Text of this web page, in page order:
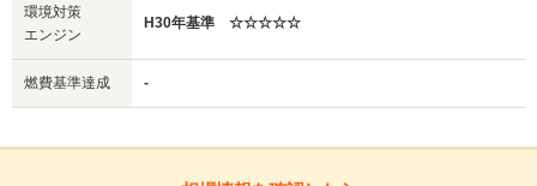
環境対策
エンジン
H30年基準 ☆☆☆☆☆
燃費基準達成 -